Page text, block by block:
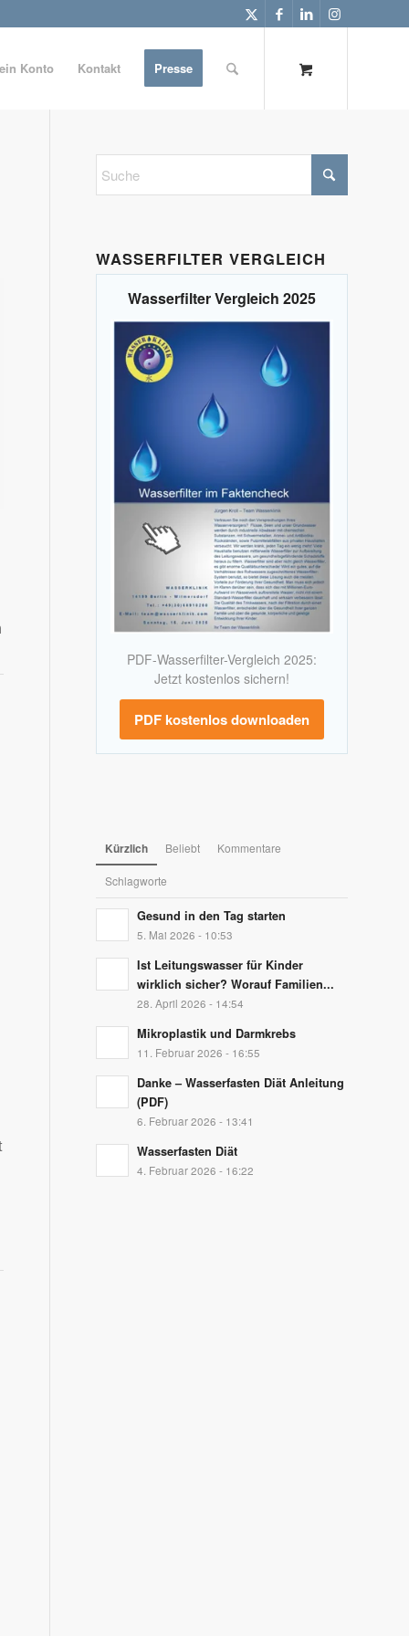
Konto Kontakt Presse
WASSERFILTER VERGLEICH
Wasserfilter Vergleich 2025
PDF-Wasserfilter-Vergleich 2025:
Jetzt kostenlos sichern!
PDF kostenlos downloaden
Kürzlich Beliebt Kommentare
Schlagworte
Gesund in den Tag starten
5. Mai 2026 - 10:53
Ist Leitungswasser für Kinder
wirklich sicher? Worauf Familien...
28. April 2026 - 14:54
Mikroplastik und Darmkrebs
11. Februar 2026 - 16:55
Danke – Wasserfasten Diät Anleitung
(PDF)
6. Februar 2026 - 13:41
Wasserfasten Diät
4. Februar 2026 - 16:22